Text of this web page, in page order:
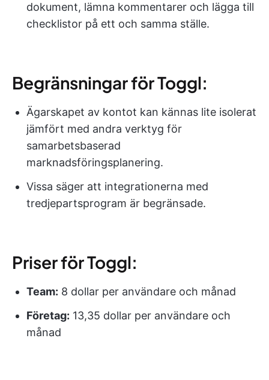
dokument, lämna kommentarer och lägga till
checklistor på ett och samma ställe.
Begränsningar för Toggl:
Ägarskapet av kontot kan kännas lite isolerat
jämfört med andra verktyg för
samarbetsbaserad
marknadsföringsplanering.
Vissa säger att integrationerna med
tredjepartsprogram är begränsade.
Priser för Toggl:
Team: 8 dollar per användare och månad
Företag: 13,35 dollar per användare och
månad